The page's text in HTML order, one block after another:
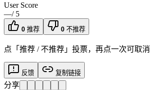
User Score
—/ 5
0 推荐 0 不推荐
点「推荐 / 不推荐」投票，再点一次可取消
反馈 复制链接
分享